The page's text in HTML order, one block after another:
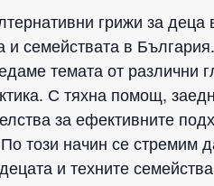
грижи за
и семействата в
темата от различни
С тяхна помощ,
за ефективните
този начин се стремим
и техните